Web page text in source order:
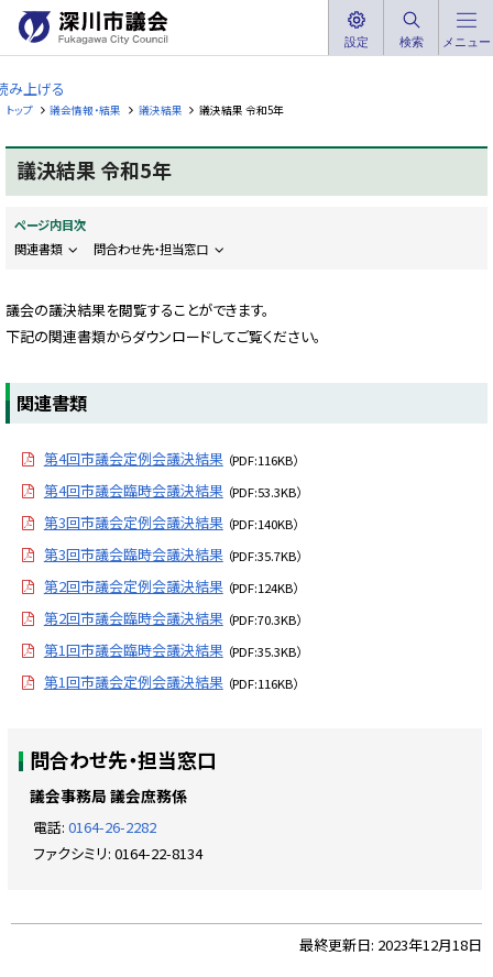
へ
メ
ニ
ュ
へ
深
川
市
議
会
u
a
g
C
t
設定 検索 メニュー
み上げる
トップ 議会情報・結果 議決結果 議決結果 令和5年
議決結果 令和5年
ページ内目次
関連書類
問合わせ先・担当窓口
議会の議決結果を閲覧することができます。
下記の関連書類からダウンロードしてご覧ください。
関連書類
第4回市議会定例会議決結果 （PDF:116KB）
第4回市議会臨時会議決結果 （PDF:53.3KB）
第3回市議会定例会議決結果 （PDF:140KB）
第3回市議会臨時会議決結果 （PDF:35.7KB）
第2回市議会定例会議決結果 （PDF:124KB）
第2回市議会臨時会議決結果 （PDF:70.3KB）
第1回市議会臨時会議決結果 （PDF:35.3KB）
第1回市議会定例会議決結果 （PDF:116KB）
ッ
プ
問合わせ先・担当窓口
議会事務局 議会庶務係
電話: 0164-26-2282
ファクシミリ: 0164-22-8134
最終更新日: 2023年12月18日